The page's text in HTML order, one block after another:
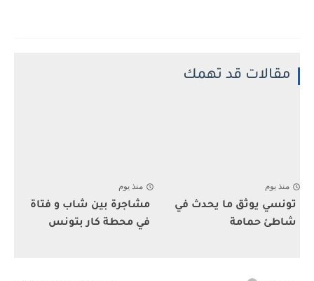
مقالات قد تهمك
منذ يوم
تونسي يوثق ما يحدث في
شاطئ حمامة
منذ يوم
مشاجرة بين شاب و فتاة
في محطة كار بتونس